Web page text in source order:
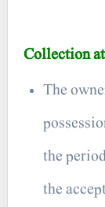
Collection
The
the
the